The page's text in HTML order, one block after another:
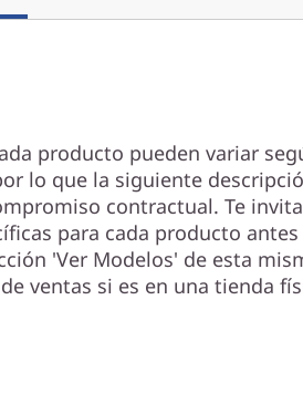
producto pueden variar
lo que la siguiente
contractual. Te
para cada producto
'Ver Modelos' de esta
ventas si es en una tienda